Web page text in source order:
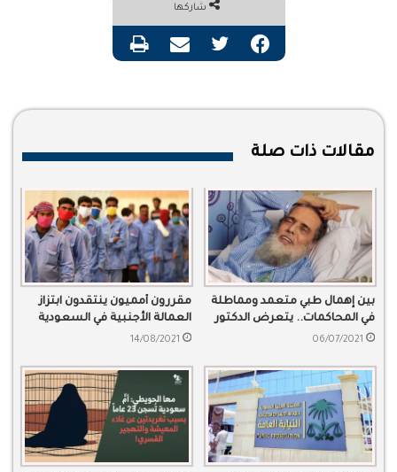
شاركها
فيسبوك تويتر مشاركة عبر البريد طباعة
مقالات ذات صلة
بين إهمال طبي متعمد ومماطلة
في المحاكمات.. يتعرض الدكتور
سفر الحوالي للموت البطيء
06/07/2021
مقررون أمميون ينتقدون ابتزاز
العمالة الأجنبية في السعودية
14/08/2021